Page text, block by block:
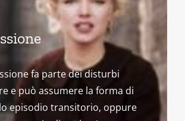
fa parte dei disturbi
e può assumere la forma di
episodio transitorio, oppure